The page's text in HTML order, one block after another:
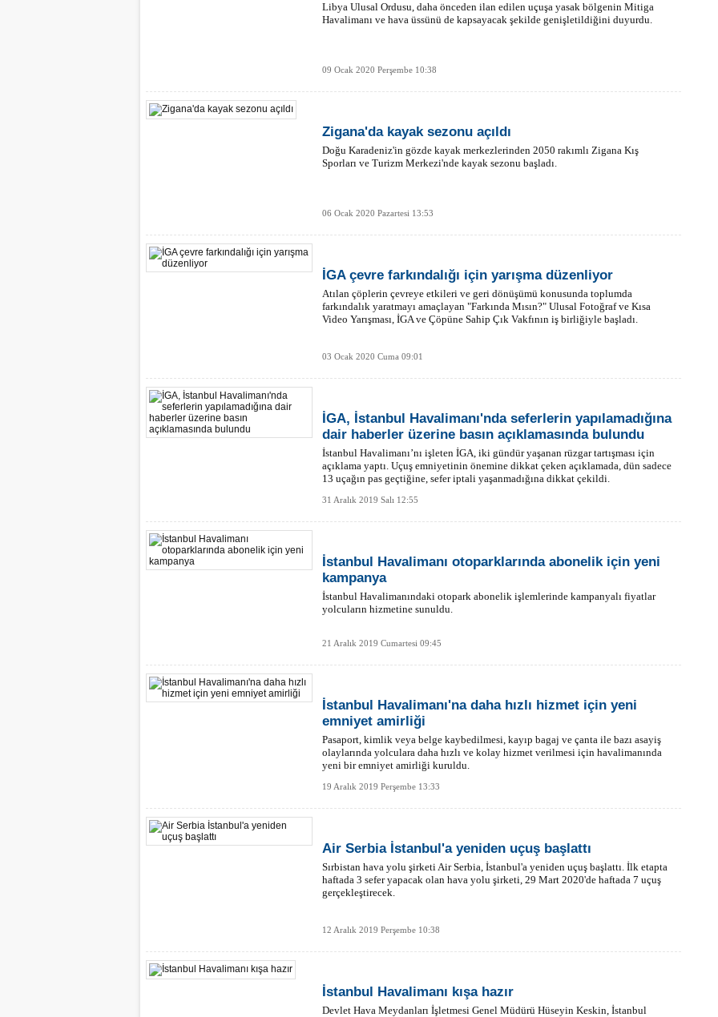
Libya Ulusal Ordusu, daha önceden ilan edilen uçuşa yasak bölgenin Mitiga
Havalimanı ve hava üssünü de kapsayacak şekilde genişletildiğini duyurdu.
09 Ocak 2020 Perşembe 10:38
Zigana'da kayak sezonu açıldı
Doğu Karadeniz'in gözde kayak merkezlerinden 2050 rakımlı Zigana Kış
Sporları ve Turizm Merkezi'nde kayak sezonu başladı.
06 Ocak 2020 Pazartesi 13:53
İGA çevre farkındalığı için yarışma düzenliyor
Atılan çöplerin çevreye etkileri ve geri dönüşümü konusunda toplumda
farkındalık yaratmayı amaçlayan "Farkında Mısın?" Ulusal Fotoğraf ve Kısa
Video Yarışması, İGA ve Çöpüne Sahip Çık Vakfının iş birliğiyle başladı.
03 Ocak 2020 Cuma 09:01
İGA, İstanbul Havalimanı'nda seferlerin yapılamadığına
dair haberler üzerine basın açıklamasında bulundu
İstanbul Havalimanı’nı işleten İGA, iki gündür yaşanan rüzgar tartışması için
açıklama yaptı. Uçuş emniyetinin önemine dikkat çeken açıklamada, dün sadece
13 uçağın pas geçtiğine, sefer iptali yaşanmadığına dikkat çekildi.
31 Aralık 2019 Salı 12:55
İstanbul Havalimanı otoparklarında abonelik için yeni
kampanya
İstanbul Havalimanındaki otopark abonelik işlemlerinde kampanyalı fiyatlar
yolcuların hizmetine sunuldu.
21 Aralık 2019 Cumartesi 09:45
İstanbul Havalimanı'na daha hızlı hizmet için yeni
emniyet amirliği
Pasaport, kimlik veya belge kaybedilmesi, kayıp bagaj ve çanta ile bazı asayiş
olaylarında yolculara daha hızlı ve kolay hizmet verilmesi için havalimanında
yeni bir emniyet amirliği kuruldu.
19 Aralık 2019 Perşembe 13:33
Air Serbia İstanbul'a yeniden uçuş başlattı
Sırbistan hava yolu şirketi Air Serbia, İstanbul'a yeniden uçuş başlattı. İlk etapta
haftada 3 sefer yapacak olan hava yolu şirketi, 29 Mart 2020'de haftada 7 uçuş
gerçekleştirecek.
12 Aralık 2019 Perşembe 10:38
İstanbul Havalimanı kışa hazır
Devlet Hava Meydanları İşletmesi Genel Müdürü Hüseyin Keskin, İstanbul